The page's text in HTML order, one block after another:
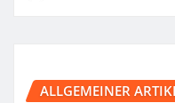
ALLGEMEINER